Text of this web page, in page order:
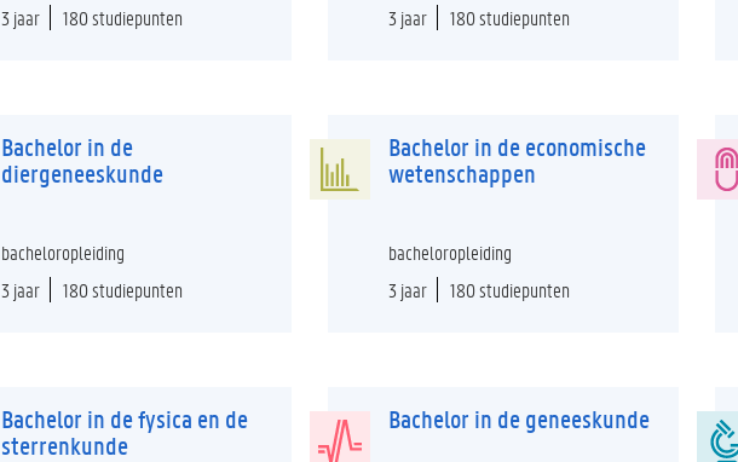
3 jaar
180 studiepunten
3 jaar
180 studiepunten
Bachelor in de
diergeneeskunde
bacheloropleiding
3 jaar
180 studiepunten
Bachelor in de economische
wetenschappen
bacheloropleiding
3 jaar
180 studiepunten
Bachelor in de fysica en de
sterrenkunde
Bachelor in de geneeskunde